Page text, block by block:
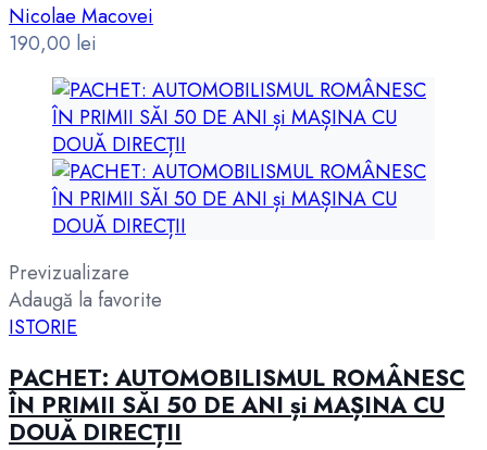
Nicolae Macovei
190,00 lei
Previzualizare
Adaugă la favorite
ISTORIE
PACHET: AUTOMOBILISMUL ROMÂNESC
ÎN PRIMII SĂI 50 DE ANI și MAȘINA CU
DOUĂ DIRECȚII